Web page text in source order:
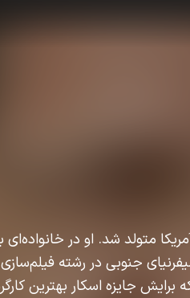
مه ۱۹۵۲ در شیکاگو، ایلینوی آمریکا متولد شد. او در خانواده‌ای
جنوبی در رشته
جایزه اسکار بهترین